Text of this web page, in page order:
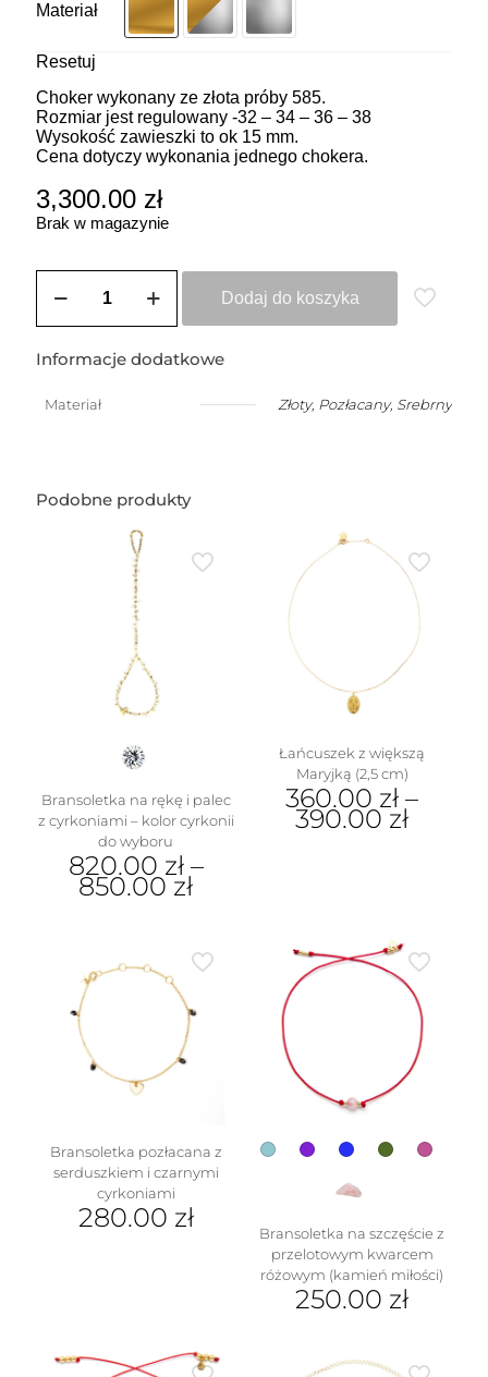
Materiał
Resetuj
Choker wykonany ze złota próby 585.
Rozmiar jest regulowany -32 – 34 – 36 – 38
Wysokość zawieszki to ok 15 mm.
Cena dotyczy wykonania jednego chokera.
3,300.00 zł
Brak w magazynie
ZOZO
Choker
przywieszką
w
(1,5
Dodaj do koszyka
Informacje dodatkowe
Materiał Złoty, Pozłacany, Srebrny
Podobne produkty
Bransoletka na rękę i palec
z cyrkoniami – kolor cyrkonii
do wyboru
820.00 zł–
850.00 zł
wiele
wariantów.
można
wybrać
na
stronie
Łańcuszek z większą
Maryjką (2,5 cm)
360.00 zł –
390.00 zł
Opcje
można
produktu
Bransoletka pozłacana z
serduszkiem i czarnymi
cyrkoniami
280.00 zł
Bransoletka na szczęście z
przelotowym kwarcem
różowym (kamień miłości)
250.00 zł
ma